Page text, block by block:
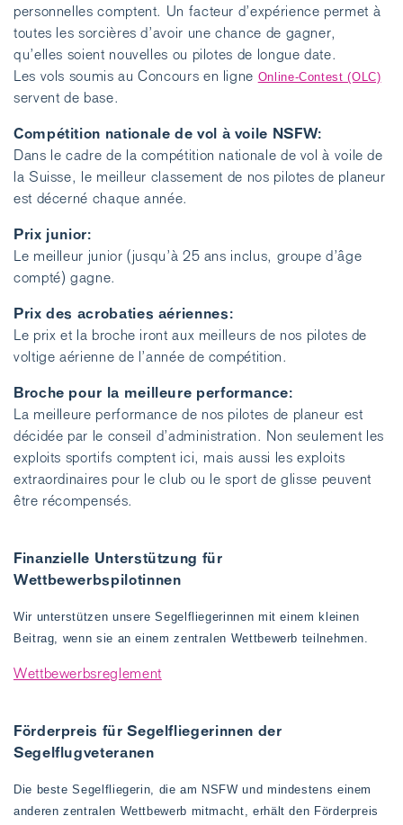
personnelles comptent. Un facteur d’expérience permet à
toutes les sorcières d’avoir une chance de gagner,
qu’elles soient nouvelles ou pilotes de longue date.
Les vols soumis au Concours en ligne Online-Contest (OLC)
servent de base.
Compétition nationale de vol à voile NSFW:
Dans le cadre de la compétition nationale de vol à voile de
la Suisse, le meilleur classement de nos pilotes de planeur
est décerné chaque année.
Prix junior:
Le meilleur junior (jusqu’à 25 ans inclus, groupe d’âge
compté) gagne.
Prix des acrobaties aériennes:
Le prix et la broche iront aux meilleurs de nos pilotes de
voltige aérienne de l’année de compétition.
Broche pour la meilleure performance:
La meilleure performance de nos pilotes de planeur est
décidée par le conseil d’administration. Non seulement les
exploits sportifs comptent ici, mais aussi les exploits
extraordinaires pour le club ou le sport de glisse peuvent
être récompensés.
Finanzielle Unterstützung für
Wettbewerbspilotinnen
Wir unterstützen unsere Segelfliegerinnen mit einem kleinen
Beitrag, wenn sie an einem zentralen Wettbewerb teilnehmen.
Wettbewerbsreglement
Förderpreis für Segelfliegerinnen der
Segelflugveteranen
Die beste Segelfliegerin, die am NSFW und mindestens einem
anderen zentralen Wettbewerb mitmacht, erhält den Förderpreis